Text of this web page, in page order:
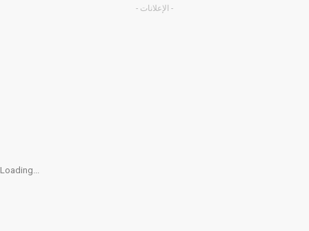
- الإعلانات -
Loading...